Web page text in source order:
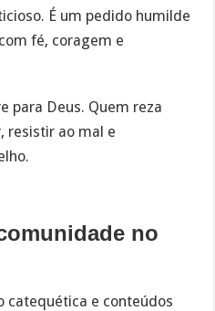
É um pedido humilde
fé, coragem e
para Deus. Quem reza
resistir ao mal e
no
catequética e conteúdos